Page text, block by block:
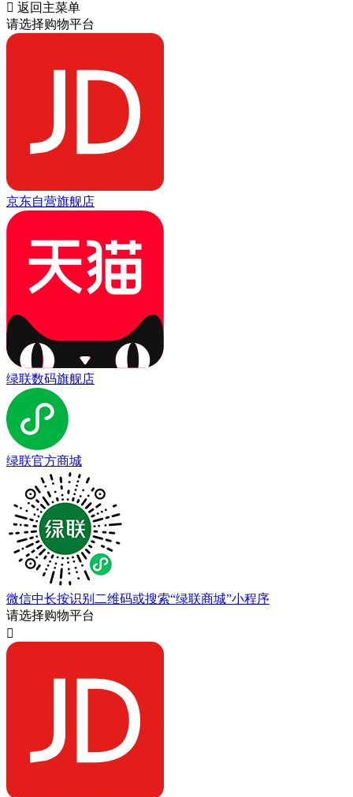
 返回主菜单
请选择购物平台
京东自营旗舰店
绿联数码旗舰店
绿联官方商城
微信中长按识别二维码或搜索“绿联商城”小程序
请选择购物平台
